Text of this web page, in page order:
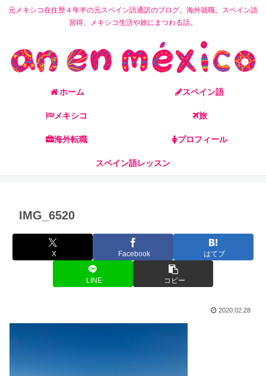
元メキシコ在住歴４年半の元スペイン語通訳のブログ。海外就職、スペイン語
習得、メキシコ生活や旅にまつわる話。
ホーム スペイン語
メキシコ 旅
海外転職 プロフィール
スペイン語レッスン
IMG_6520
X Facebook はてブ
LINE コピー
2020.02.28